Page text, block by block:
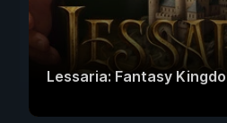
Lessaria: Fantasy